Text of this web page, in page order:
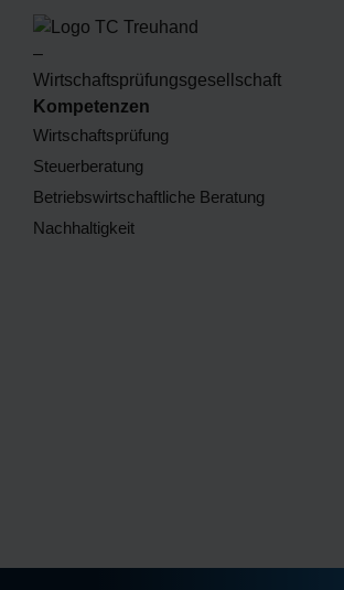
Kompetenzen
Wirtschaftsprüfung
Steuerberatung
Betriebswirtschaftliche Beratung
Nachhaltigkeit